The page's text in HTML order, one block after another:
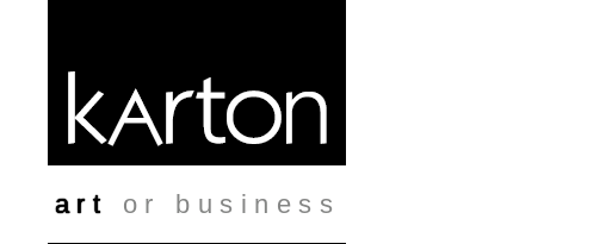
art or business